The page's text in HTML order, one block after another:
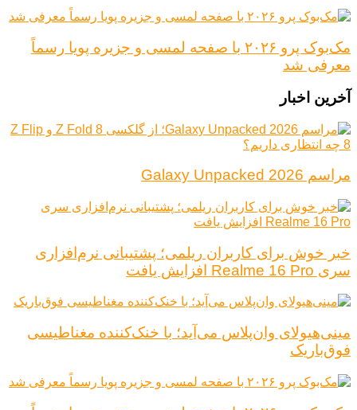
مک‌بوک پرو ۲۰۲۶ با صفحه لمسی و جزیره پویا رسماً
معرفی شد
آخرین اخبار
مراسم Galaxy Unpacked 2026
خبر خوش برای کاربران ریلمی؛ پشتیبانی نرم‌افزاری
سری Realme 16 Pro افزایش یافت
مینی‌هیولای وان‌پلاس می‌آید؛ با خنک‌کننده مغناطیسی
فوق‌باریک